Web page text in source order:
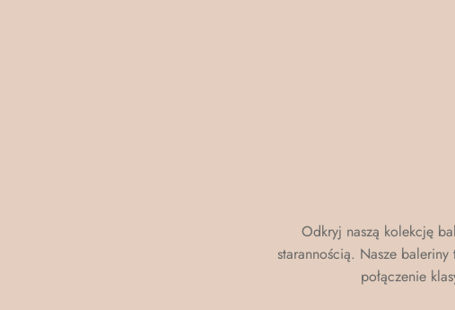
Odkryj naszą kolekcję
starannością. Nasze
połączenie